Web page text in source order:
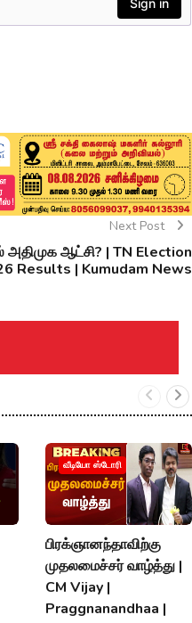
Next Post
அதிமுக ஆட்சி? | TN Election
Results | Kumudam News
வீடியோ ஸ்டோரி
பிரக்ஞானந்தாவிற்கு
முதலமைச்சர் வாழ்த்து |
CM Vijay |
Praggnanandhaa |